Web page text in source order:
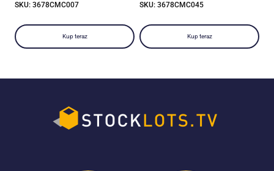
SKU: 3678CMC007
Kup teraz
SKU: 3678CMC045
Kup teraz